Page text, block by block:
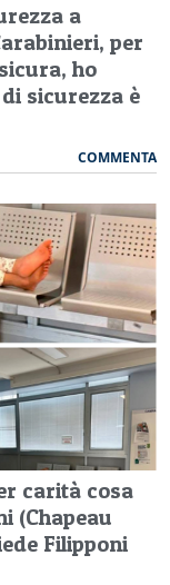
a
per
ho
sicurezza è
COMMENTA
carità cosa
(Chapeau
Filipponi